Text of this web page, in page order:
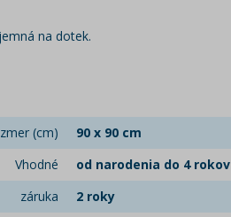
na dotek.
(cm)
90 x 90 cm
Vhodné
od narodenia do 4 rokov
záruka
2 roky